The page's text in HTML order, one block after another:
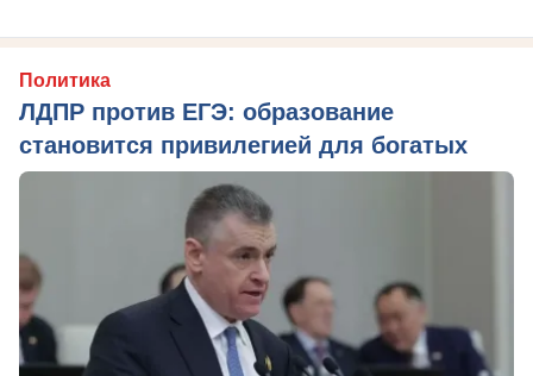
Политика
ЛДПР против ЕГЭ: образование
становится привилегией для богатых